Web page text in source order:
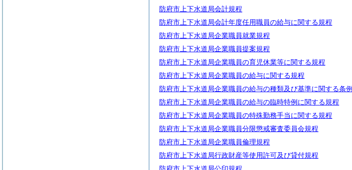
防府市上下水道局会計規程
防府市上下水道局会計年度任用職員の給与に関する規程
防府市上下水道局企業職員就業規程
防府市上下水道局企業職員提案規程
防府市上下水道局企業職員の育児休業等に関する規程
防府市上下水道局企業職員の給与に関する規程
防府市上下水道局企業職員の給与の種類及び基準に関する条例
防府市上下水道局企業職員の給与の臨時特例に関する規程
防府市上下水道局企業職員の特殊勤務手当に関する規程
防府市上下水道局企業職員分限懲戒審査委員会規程
防府市上下水道局企業職員倫理規程
防府市上下水道局行政財産等使用許可及び貸付規程